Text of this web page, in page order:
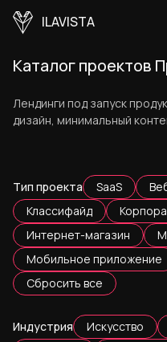
ILAVISTA
Каталог проектов
Лендинги под запуск
дизайн, минимальный
Тип проекта SaaS
Классифайд
Интернет-магазин
Мобильное приложение
Сбросить все
Индустрия Искусство